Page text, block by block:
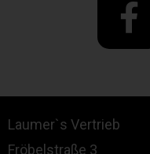
Laumer`s Vertrieb
Fröbelstraße 3